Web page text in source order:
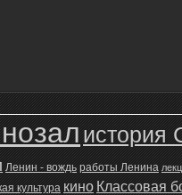
история
Ленин - вождь работы Ленина
культура киноКлассовая